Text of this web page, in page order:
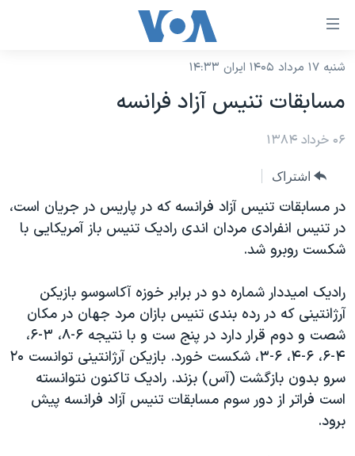
لینکهای
دسترسی
جهش
محتوای
جهش
به
صفحه
اصلی
به
جستجو
نسخه سبک وب‌سایت
موضوع ها
ایران
آمریکا
جهان
ورزشی
گزیده‌ها
ویژه برنامه‌ها
ویدیوها
فرهنگ و زندگی
حقوق شهروندی
اقتصادی
برنامه های تلویزیونی
جدول برنامه ها
صفحه‌های ویژه
جام جهانی ۲۰۲۶
عملیات خشم حماسی
۲۵۰سالگی آمریکا
بایگانی برنامه‌های تلویزیونی
انتخابات ریاست جمهوری آمریکا ۲۰۲۴
حمله جمهوری اسلامی به اسرائیل
فرکانس‌های صدای آمریکا
پخش رادیویی
یادگیری زبان انگلیسی
شنبه ۱۷ مرداد ۱۴۰۵ ایران ۱۴:۳۳
مسابقات تنيس آزاد فرانسه
۰۶ خرداد ۱۳۸۴
اشتراک
در مسابقات تنيس آزاد فرانسه که در پاريس در جريان است،
در تنيس انفرادی مردان اندی راديک تنيس باز آمريکايی با
شکست روبرو شد.
راديک اميددار شماره دو در برابر خوزه آکاسوسو بازيکن
آرژانتينی که در رده بندی تنيس بازان مرد جهان در مکان
شصت و دوم قرار دارد در پنج ست و با نتيجه ۶-۸، ۳-۶،
۴-۶، ۶-۴، ۶-۳، شکست خورد. بازيکن آرژانتينی توانست ۲۰
سرو بدون بازگشت (آس) بزند. راديک تاکنون نتوانسته
است فراتر از دور سوم مسابقات تنيس آزاد فرانسه پيش
برود.